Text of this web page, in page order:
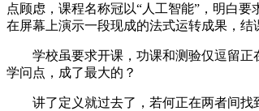
点顾虑，课程名称冠以“人工智能”，明白
在屏幕上演示一段现成的法式运转成果，结
学校虽要求开课，功课和测验仅逗留正在
学问点，成了最大的？
讲了定义就过去了，若何正在两者间找到